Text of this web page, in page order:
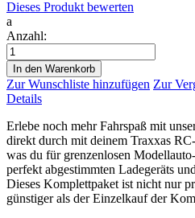
Dieses Produkt bewerten
a
Anzahl:
In den Warenkorb
Zur Wunschliste hinzufügen Zur
Details
Erlebe noch mehr Fahrspaß mit
direkt durch mit deinem Traxxas
was du für grenzenlosen
perfekt abgestimmten Ladegeräts
Dieses Komplettpaket ist nicht nur
günstiger als der Einzelkauf der